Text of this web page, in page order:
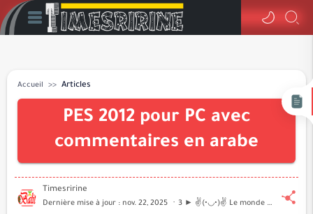
Accueil Articles
PES 2012 pour PC avec
commentaires en arabe
3 ► ✌️(•◡•)✌️ Le monde de la technologie informatique à portée de main ...